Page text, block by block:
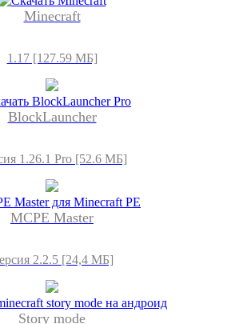
Minecraft
1.17 [127.59 МБ]
BlockLauncher
1.26.1 Pro [52.6 МБ]
MCPE Master
2.2.5 [24,4 МБ]
Story mode